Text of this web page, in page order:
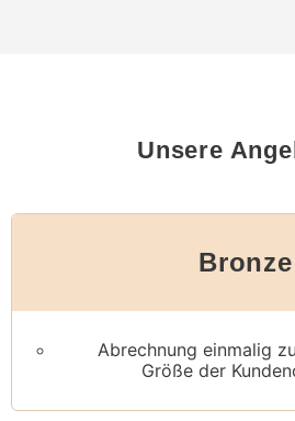
Unsere
Bronze
Abrechnung einmalig
Größe der